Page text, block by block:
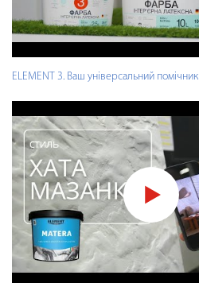
ELEMENT 3. Ваш універсальний помічник